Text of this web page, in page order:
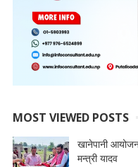
MOST VIEWED POSTS
खानेपानी
मन्त्री यादव